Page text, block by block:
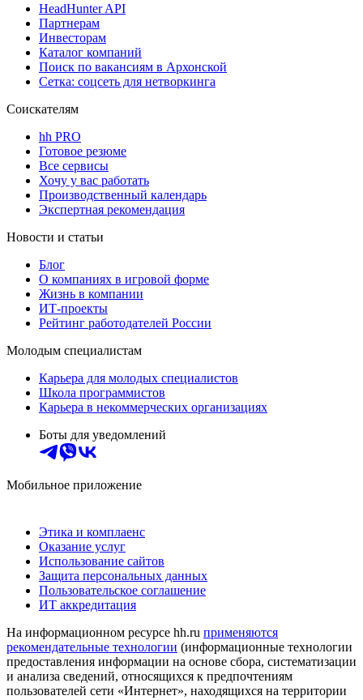
HeadHunter API
Партнерам
Инвесторам
Каталог компаний
Поиск по вакансиям в Архонской
Сетка: соцсеть для нетворкинга
Соискателям
hh PRO
Готовое резюме
Все сервисы
Хочу у вас работать
Производственный календарь
Экспертная рекомендация
Новости и статьи
Блог
О компаниях в игровой форме
Жизнь в компании
ИТ-проекты
Рейтинг работодателей России
Молодым специалистам
Карьера для молодых специалистов
Школа программистов
Карьера в некоммерческих организациях
Боты для уведомлений
Мобильное приложение
Этика и комплаенс
Оказание услуг
Использование сайтов
Защита персональных данных
Пользовательское соглашение
ИТ аккредитация
На информационном ресурсе hh.ru применяются
рекомендательные технологии (информационные технологии
предоставления информации на основе сбора, систематизации
и анализа сведений, относящихся к предпочтениям
пользователей сети «Интернет», находящихся на территории